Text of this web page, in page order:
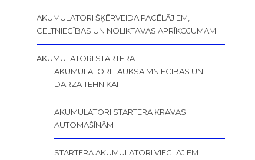
AKUMULATORI ŠĶĒRVEIDA PACĒLĀJIEM,
CELTNIECĪBAS UN NOLIKTAVAS APRĪKOJUMAM
AKUMULATORI STARTERA
AKUMULATORI LAUKSAIMNIECĪBAS UN
DĀRZA TEHNIKAI
AKUMULATORI STARTERA KRAVAS
AUTOMAŠĪNĀM
STARTERA AKUMULATORI VIEGLAJIEM